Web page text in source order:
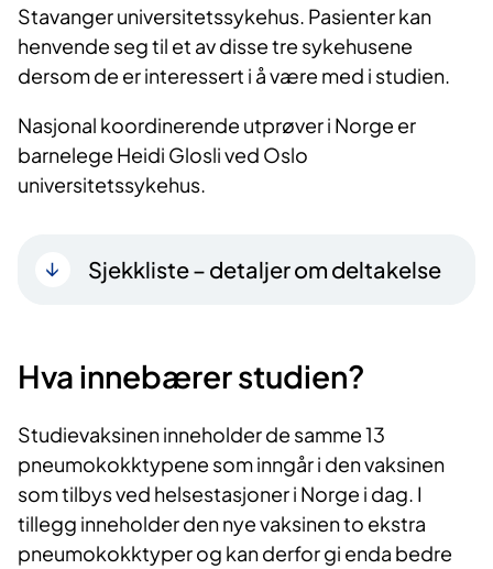
Stavanger universitetssykehus. Pasienter kan
henvende seg til et av disse tre sykehusene
dersom de er interessert i å være med i studien.
Nasjonal koordinerende utprøver i Norge er
barnelege Heidi Glosli ved Oslo
universitetssykehus.
Sjekkliste – detaljer om deltakelse
Hva innebærer studien?
Studievaksinen inneholder de samme 13
pneumokokktypene som inngår i den vaksinen
som tilbys ved helsestasjoner i Norge i dag. I
tillegg inneholder den nye vaksinen to ekstra
pneumokokktyper og kan derfor gi enda bedre